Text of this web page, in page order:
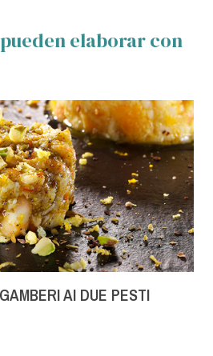
elaborar con
AI DUE PESTI